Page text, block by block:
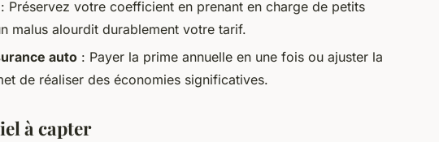
: Préservez votre coefficient en prenant en charge de petits
malus alourdit durablement votre tarif.
auto : Payer la prime annuelle en une fois ou ajuster la
de réaliser des économies significatives.
à capter